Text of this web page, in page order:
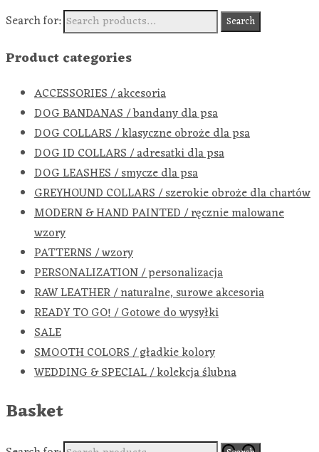
Search for:
Search
Product categories
ACCESSORIES / akcesoria
DOG BANDANAS / bandany dla psa
DOG COLLARS / klasyczne obroże dla psa
DOG ID COLLARS / adresatki dla psa
DOG LEASHES / smycze dla psa
GREYHOUND COLLARS / szerokie obroże dla chartów
MODERN & HAND PAINTED / ręcznie malowane
wzory
PATTERNS / wzory
PERSONALIZATION / personalizacja
RAW LEATHER / naturalne, surowe akcesoria
READY TO GO! / Gotowe do wysyłki
SALE
SMOOTH COLORS / gładkie kolory
WEDDING & SPECIAL / kolekcja ślubna
Basket